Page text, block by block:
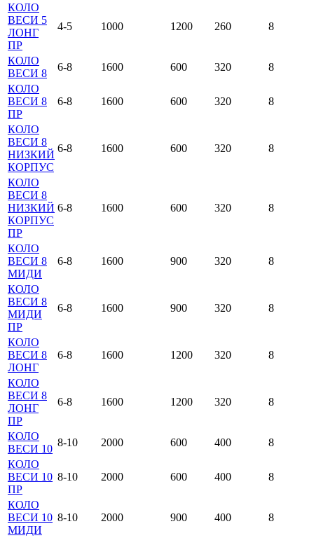
КОЛО
ВЕСИ 5
ЛОНГ
ПР
4-5 1000 1200 260 8
КОЛО
ВЕСИ 8
6-8 1600 600 320
8
КОЛО
ВЕСИ 8
ПР
6-8 1600 600 320 8
КОЛО
ВЕСИ 8
НИЗКИЙ
КОРПУС
6-8 1600 600 320 8
КОЛО
ВЕСИ 8
НИЗКИЙ
КОРПУС
ПР
6-8 1600 600 320 8
КОЛО
ВЕСИ 8
МИДИ
6-8 1600 900 320 8
КОЛО
ВЕСИ 8
МИДИ
ПР
6-8 1600 900 320 8
КОЛО
ВЕСИ 8
ЛОНГ
6-8 1600 1200 320 8
КОЛО
ВЕСИ 8
ЛОНГ
ПР
6-8 1600 1200 320 8
КОЛО
ВЕСИ 10
8-10 2000 600 400
8
КОЛО
ВЕСИ 10
ПР
8-10 2000 600 400 8
КОЛО
ВЕСИ 10
МИДИ
8-10 2000 900 400 8